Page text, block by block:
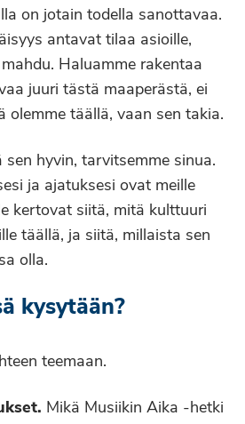
on jotain todella sanottavaa.
antavat tilaa asioille,
Haluamme rakentaa
juuri tästä maaperästä, ei
olemme täällä, vaan sen takia.
sen hyvin, tarvitsemme sinua.
ja ajatuksesi ovat meille
kertovat siitä, mitä kulttuuri
täällä, ja siitä, millaista sen
olla.
kysytään?
teemaan.
Mikä Musiikin Aika -hetki